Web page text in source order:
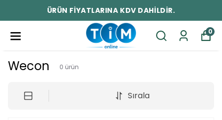
ÜRÜN FİYATLARINA KDV DAHİLDİR.
0
Wecon 0 ürün
Sırala